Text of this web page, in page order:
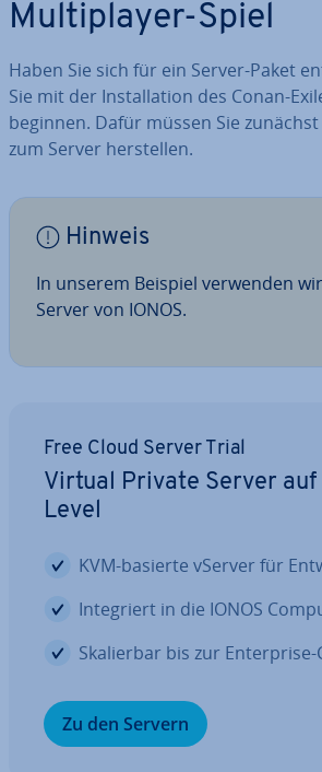
Mul­ti­play­er-Spiel
Haben Sie sich für ein Server-Paket
Sie mit der In­stal­la­ti­on des Conan-
beginnen. Dafür müssen Sie
zum Server her­stel­len.
Hinweis
In unserem Beispiel verwenden
Server von IONOS.
Free Cloud Server Trial
Virtual Private Server
Level
KVM-basierte vServer für
In­te­griert in die IONOS
Ska­lier­bar bis zur En­ter­pri­se-
Zu den Servern